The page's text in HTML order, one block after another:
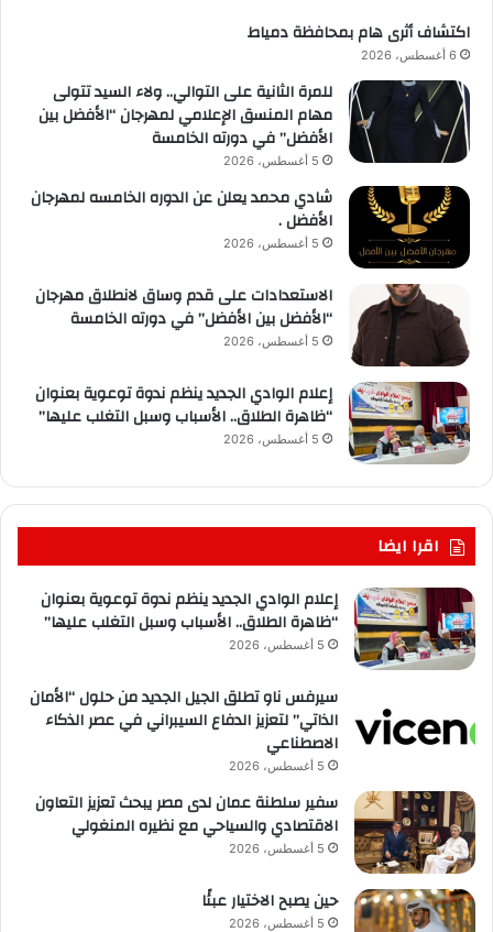
اكتشاف أثرى هام بمحافظة دمياط
6 أغسطس، 2026
للمرة الثانية على التوالي.. ولاء السيد تتولى
مهام المنسق الإعلامي لمهرجان “الأفضل بين
الأفضل” في دورته الخامسة
5 أغسطس، 2026
شادي محمد يعلن عن الدوره الخامسه لمهرجان
الأفضل .
5 أغسطس، 2026
الاستعدادات على قدم وساق لانطلاق مهرجان
“الأفضل بين الأفضل” في دورته الخامسة
5 أغسطس، 2026
إعلام الوادي الجديد ينظم ندوة توعوية بعنوان
“ظاهرة الطلاق.. الأسباب وسبل التغلب عليها”
5 أغسطس، 2026
اقرا ايضا
إعلام الوادي الجديد ينظم ندوة توعوية بعنوان
“ظاهرة الطلاق.. الأسباب وسبل التغلب عليها”
5 أغسطس، 2026
سيرفس ناو تطلق الجيل الجديد من حلول “الأمان
الذاتي” لتعزيز الدفاع السيبراني في عصر الذكاء
الاصطناعي
5 أغسطس، 2026
سفير سلطنة عمان لدى مصر يبحث تعزيز التعاون
الاقتصادي والسياحي مع نظيره المنغولي
5 أغسطس، 2026
حين يصبح الاختيار عبئًا
5 أغسطس، 2026